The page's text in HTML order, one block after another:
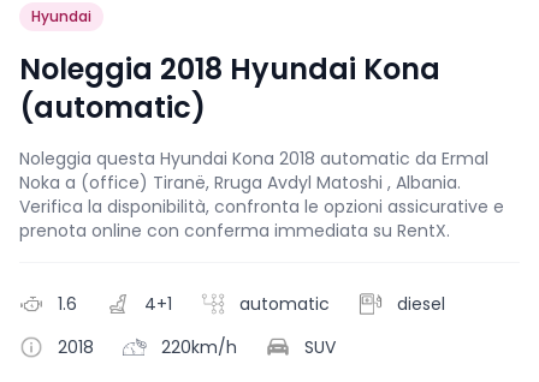
Hyundai
Noleggia 2018 Hyundai Kona
(automatic)
Noleggia questa Hyundai Kona 2018 automatic da Ermal
Noka a (office) Tiranë, Rruga Avdyl Matoshi , Albania.
Verifica la disponibilità, confronta le opzioni assicurative e
prenota online con conferma immediata su RentX.
1.6 4+1 automatic
diesel
2018
220km/h SUV